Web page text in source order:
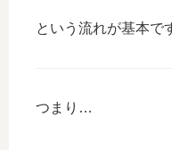
という流れが基本で
つまり…